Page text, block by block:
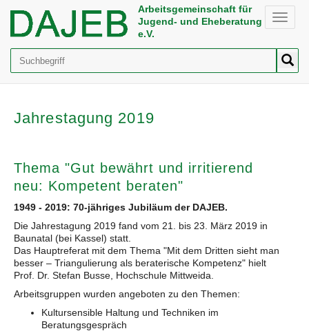
Toggle
Arbeitsgemeinschaft für
Jugend- und Eheberatung
e.V.
Jahrestagung 2019
Thema "Gut bewährt und irritierend
neu: Kompetent beraten"
1949 - 2019: 70-jähriges Jubiläum der DAJEB.
Die Jahrestagung 2019 fand vom 21. bis 23. März 2019 in
Baunatal (bei Kassel) statt.
Das Hauptreferat mit dem Thema "Mit dem Dritten sieht man
besser – Triangulierung als beraterische Kompetenz" hielt
Prof. Dr. Stefan Busse, Hochschule Mittweida.
Arbeitsgruppen wurden angeboten zu den Themen:
Kultursensible Haltung und Techniken im
Beratungsgespräch